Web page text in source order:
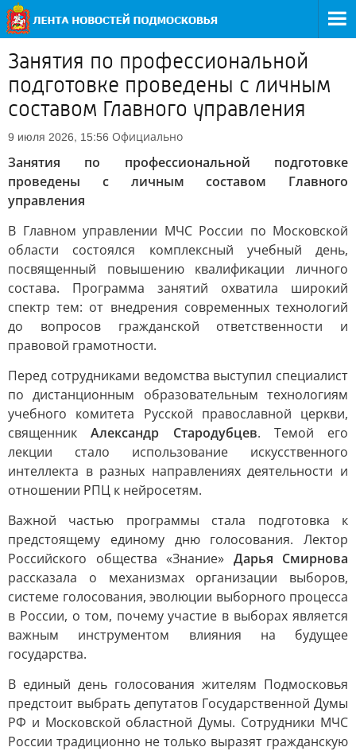
Занятия по профессиональной
подготовке проведены с личным
составом Главного управления
9 июля 2026, 15:56 Официально
Занятия по профессиональной подготовке
проведены с личным составом Главного
управления
В Главном управлении МЧС России по Московской
области состоялся комплексный учебный день,
посвященный повышению квалификации личного
состава. Программа занятий охватила широкий
спектр тем: от внедрения современных технологий
до вопросов гражданской ответственности и
правовой грамотности.
Перед сотрудниками ведомства выступил специалист
по дистанционным образовательным технологиям
учебного комитета Русской православной церкви,
священникАлександр Стародубцев. Темой его
лекции стало использование искусственного
интеллекта в разных направлениях деятельности и
отношении РПЦ к нейросетям.
Важной частью программы стала подготовка к
предстоящему единому дню голосования. Лектор
Российского общества «Знание» Дарья Смирнова
рассказала о механизмах организации выборов,
системе голосования, эволюции выборного процесса
в России, о том, почему участие в выборах является
важным инструментом влияния на будущее
государства.
В единый день голосования жителям Подмосковья
предстоит выбрать депутатов Государственной Думы
РФ и Московской областной Думы. Сотрудники МЧС
России традиционно не только выразят гражданскую